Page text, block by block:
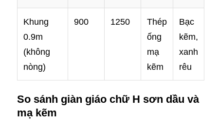
Khung
0.9m
(không
nòng)
900 1250
Thép
ống
mạ
kẽm
Bạc
kẽm,
xanh
rêu
So sánh giàn giáo chữ H sơn dầu và
mạ kẽm